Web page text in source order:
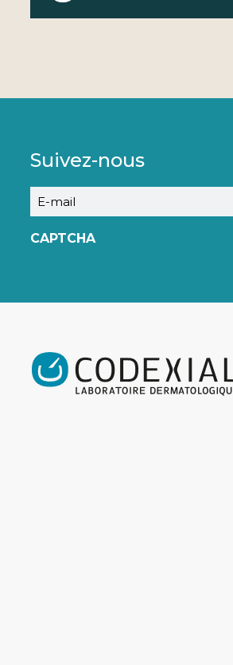
Suivez-nous
E-
mail
CAPTCHA